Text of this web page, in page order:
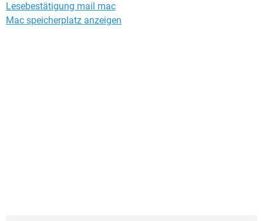
Lesebestätigung mail mac
Mac speicherplatz anzeigen